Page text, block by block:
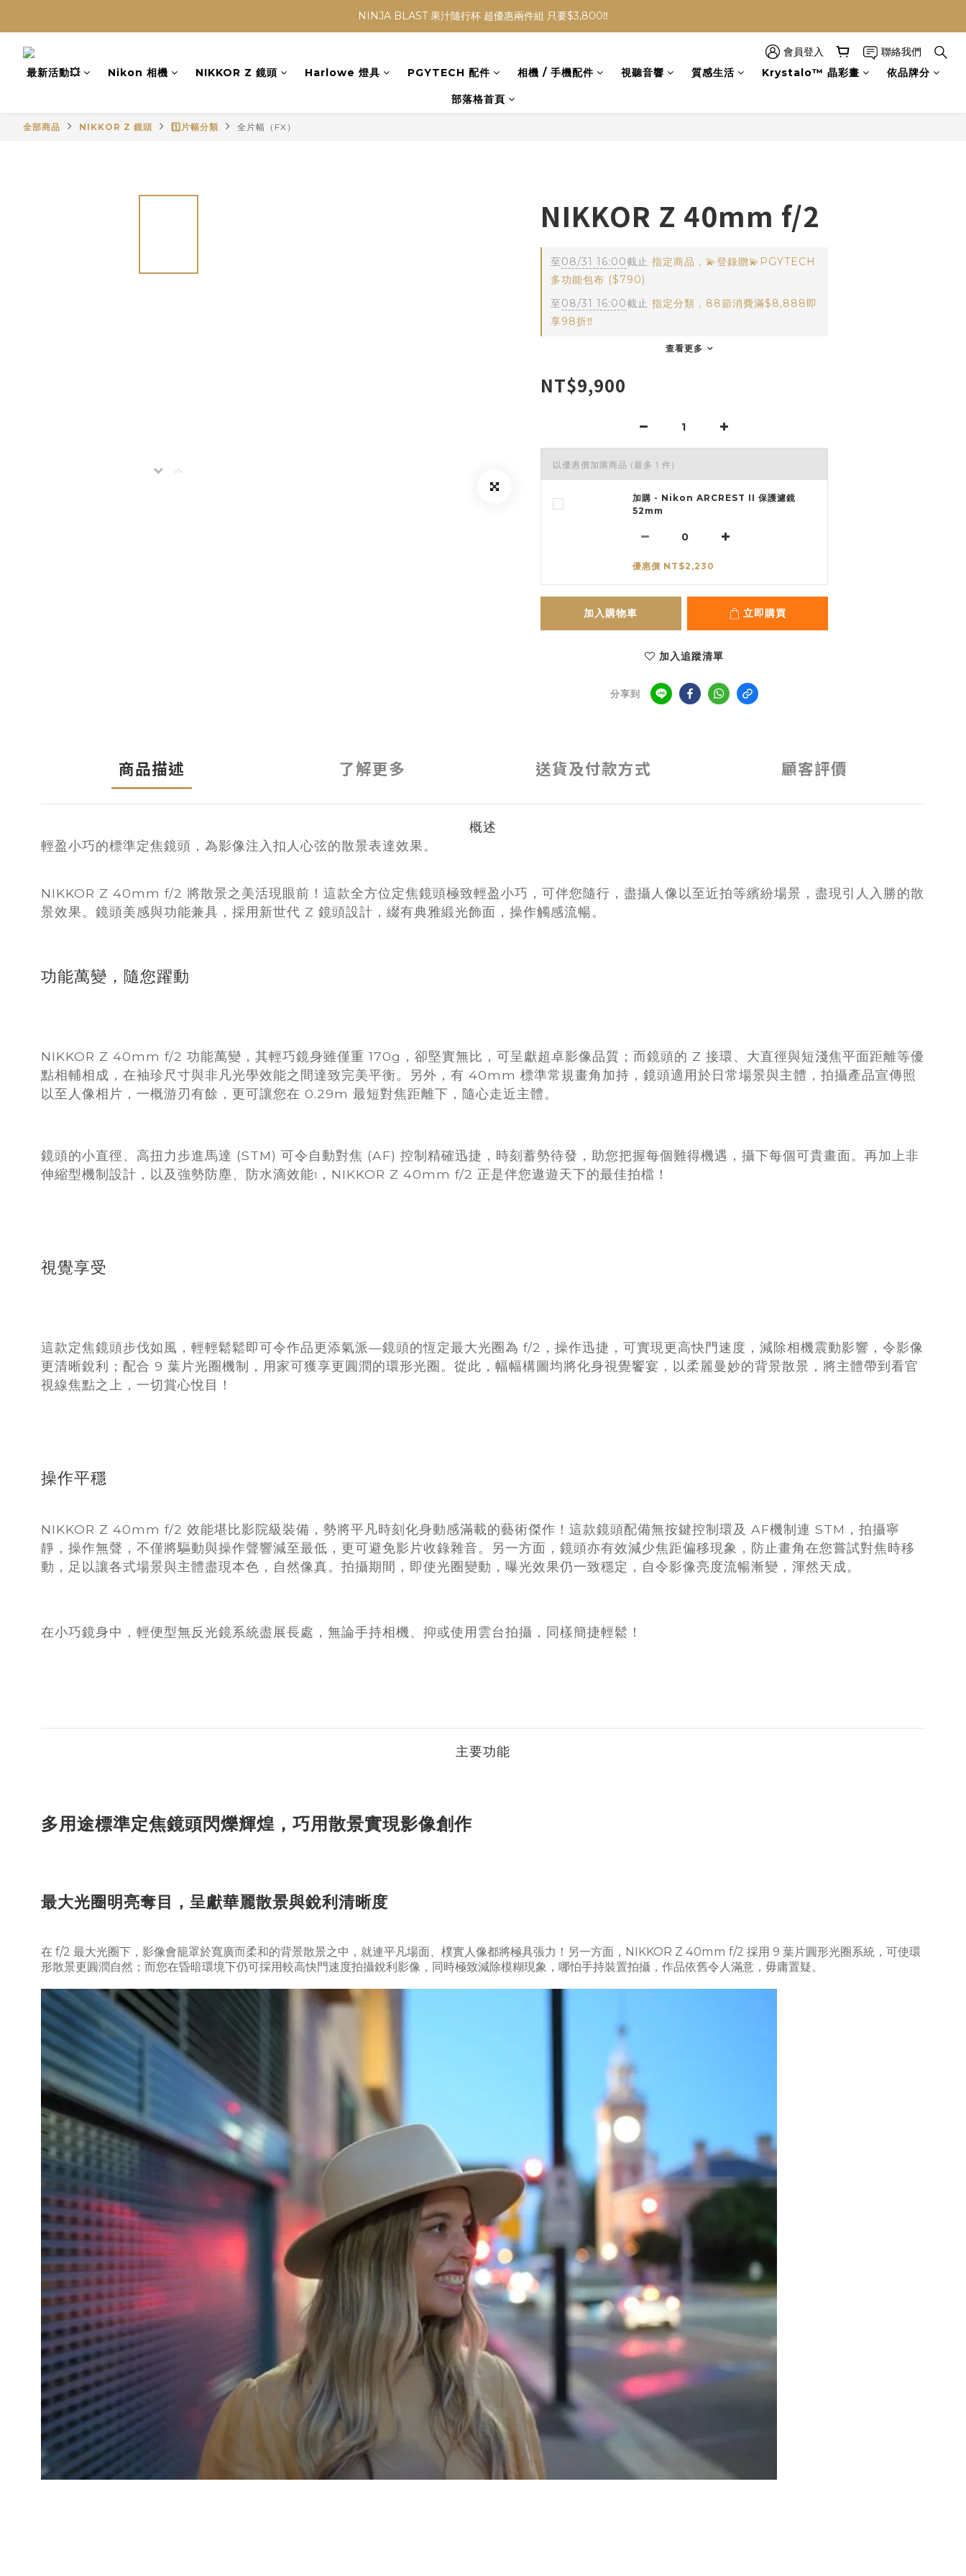
NINJA BLAST 果汁隨行杯 超優惠兩件組 只要$3,800‼️
NINJA BLAST 果汁隨行杯 超優惠兩件組 只要$3,800‼️
加入會員贈$300購物金💰｜消費即享2%回饋 (部分商品不適用)
會員登入
聯絡我們
最新活動💥
Nikon 相機 NIKKOR Z 鏡頭 Harlowe 燈具 PGYTECH 配件 相機 / 手機配件 視聽音響 質感生活 Krystalo™ 晶彩畫 依品牌分
部落格首頁
全部商品 NIKKOR Z 鏡頭 1️⃣片幅分類 全片幅（FX）
NIKKOR Z 40mm f/2
至08/31 16:00截止 指定商品，💫登錄贈💫PGYTECH
多功能包布 ($790)
至08/31 16:00截止 指定分類，88節消費滿$8,888即
享98折‼️
查看更多
NT$9,900
以優惠價加購商品 (最多 1 件)
加購 - Nikon ARCREST II 保護濾鏡
52mm
優惠價 NT$2,230
加入購物車 立即購買
加入追蹤清單
分享到
商品描述 了解更多 送貨及付款方式 顧客評價
概述
輕盈小巧的標準定焦鏡頭，為影像注入扣人心弦的散景表達效果。
NIKKOR Z 40mm f/2 將散景之美活現眼前！這款全方位定焦鏡頭極致輕盈小巧，可伴您隨行，盡攝人像以至近拍等繽紛場景，盡現引人入勝的散
景效果。鏡頭美感與功能兼具，採用新世代 Z 鏡頭設計，綴有典雅緞光飾面，操作觸感流暢。
功能萬變，隨您躍動
NIKKOR Z 40mm f/2 功能萬變，其輕巧鏡身雖僅重 170g，卻堅實無比，可呈獻超卓影像品質；而鏡頭的 Z 接環、大直徑與短淺焦平面距離等優
點相輔相成，在袖珍尺寸與非凡光學效能之間達致完美平衡。另外，有 40mm 標準常規畫角加持，鏡頭適用於日常場景與主體，拍攝產品宣傳照
以至人像相片，一概游刃有餘，更可讓您在 0.29m 最短對焦距離下，隨心走近主體。
鏡頭的小直徑、高扭力步進馬達 (STM) 可令自動對焦 (AF) 控制精確迅捷，時刻蓄勢待發，助您把握每個難得機遇，攝下每個可貴畫面。再加上非
伸縮型機制設計，以及強勢防塵、防水滴效能1 ，NIKKOR Z 40mm f/2 正是伴您遨遊天下的最佳拍檔！
視覺享受
這款定焦鏡頭步伐如風，輕輕鬆鬆即可令作品更添氣派—鏡頭的恆定最大光圈為 f/2，操作迅捷，可實現更高快門速度，減除相機震動影響，令影像
更清晰銳利；配合 9 葉片光圈機制，用家可獲享更圓潤的環形光圈。從此，幅幅構圖均將化身視覺饗宴，以柔麗曼妙的背景散景，將主體帶到看官
視線焦點之上，一切賞心悅目！
操作平穩
NIKKOR Z 40mm f/2 效能堪比影院級裝備，勢將平凡時刻化身動感滿載的藝術傑作！這款鏡頭配備無按鍵控制環及 AF機制連 STM，拍攝寧
靜，操作無聲，不僅將驅動與操作聲響減至最低，更可避免影片收錄雜音。另一方面，鏡頭亦有效減少焦距偏移現象，防止畫角在您嘗試對焦時移
動，足以讓各式場景與主體盡現本色，自然像真。拍攝期間，即使光圈變動，曝光效果仍一致穩定，自令影像亮度流暢漸變，渾然天成。
在小巧鏡身中，輕便型無反光鏡系統盡展長處，無論手持相機、抑或使用雲台拍攝，同樣簡捷輕鬆！
主要功能
多用途標準定焦鏡頭閃爍輝煌，巧用散景實現影像創作
最大光圈明亮奪目，呈獻華麗散景與銳利清晰度
在 f/2 最大光圈下，影像會籠罩於寬廣而柔和的背景散景之中，就連平凡場面、樸實人像都將極具張力！另一方面，NIKKOR Z 40mm f/2 採用 9 葉片圓形光圈系統，可使環
形散景更圓潤自然；而您在昏暗環境下仍可採用較高快門速度拍攝銳利影像，同時極致減除模糊現象，哪怕手持裝置拍攝，作品依舊令人滿意，毋庸置疑。
立即購買